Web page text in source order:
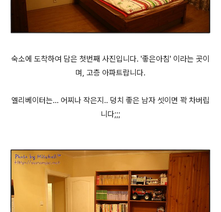
숙소에 도착하여 담은 첫번째 사진입니다. '좋은아침' 이라는 곳이
며, 고층 아파트랍니다.
엘리베이터는... 어찌나 작은지.. 덩치 좋은 남자 셋이면 꽉 차버립
니다;;;